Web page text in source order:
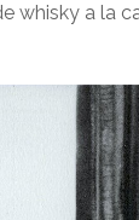
whisky a la